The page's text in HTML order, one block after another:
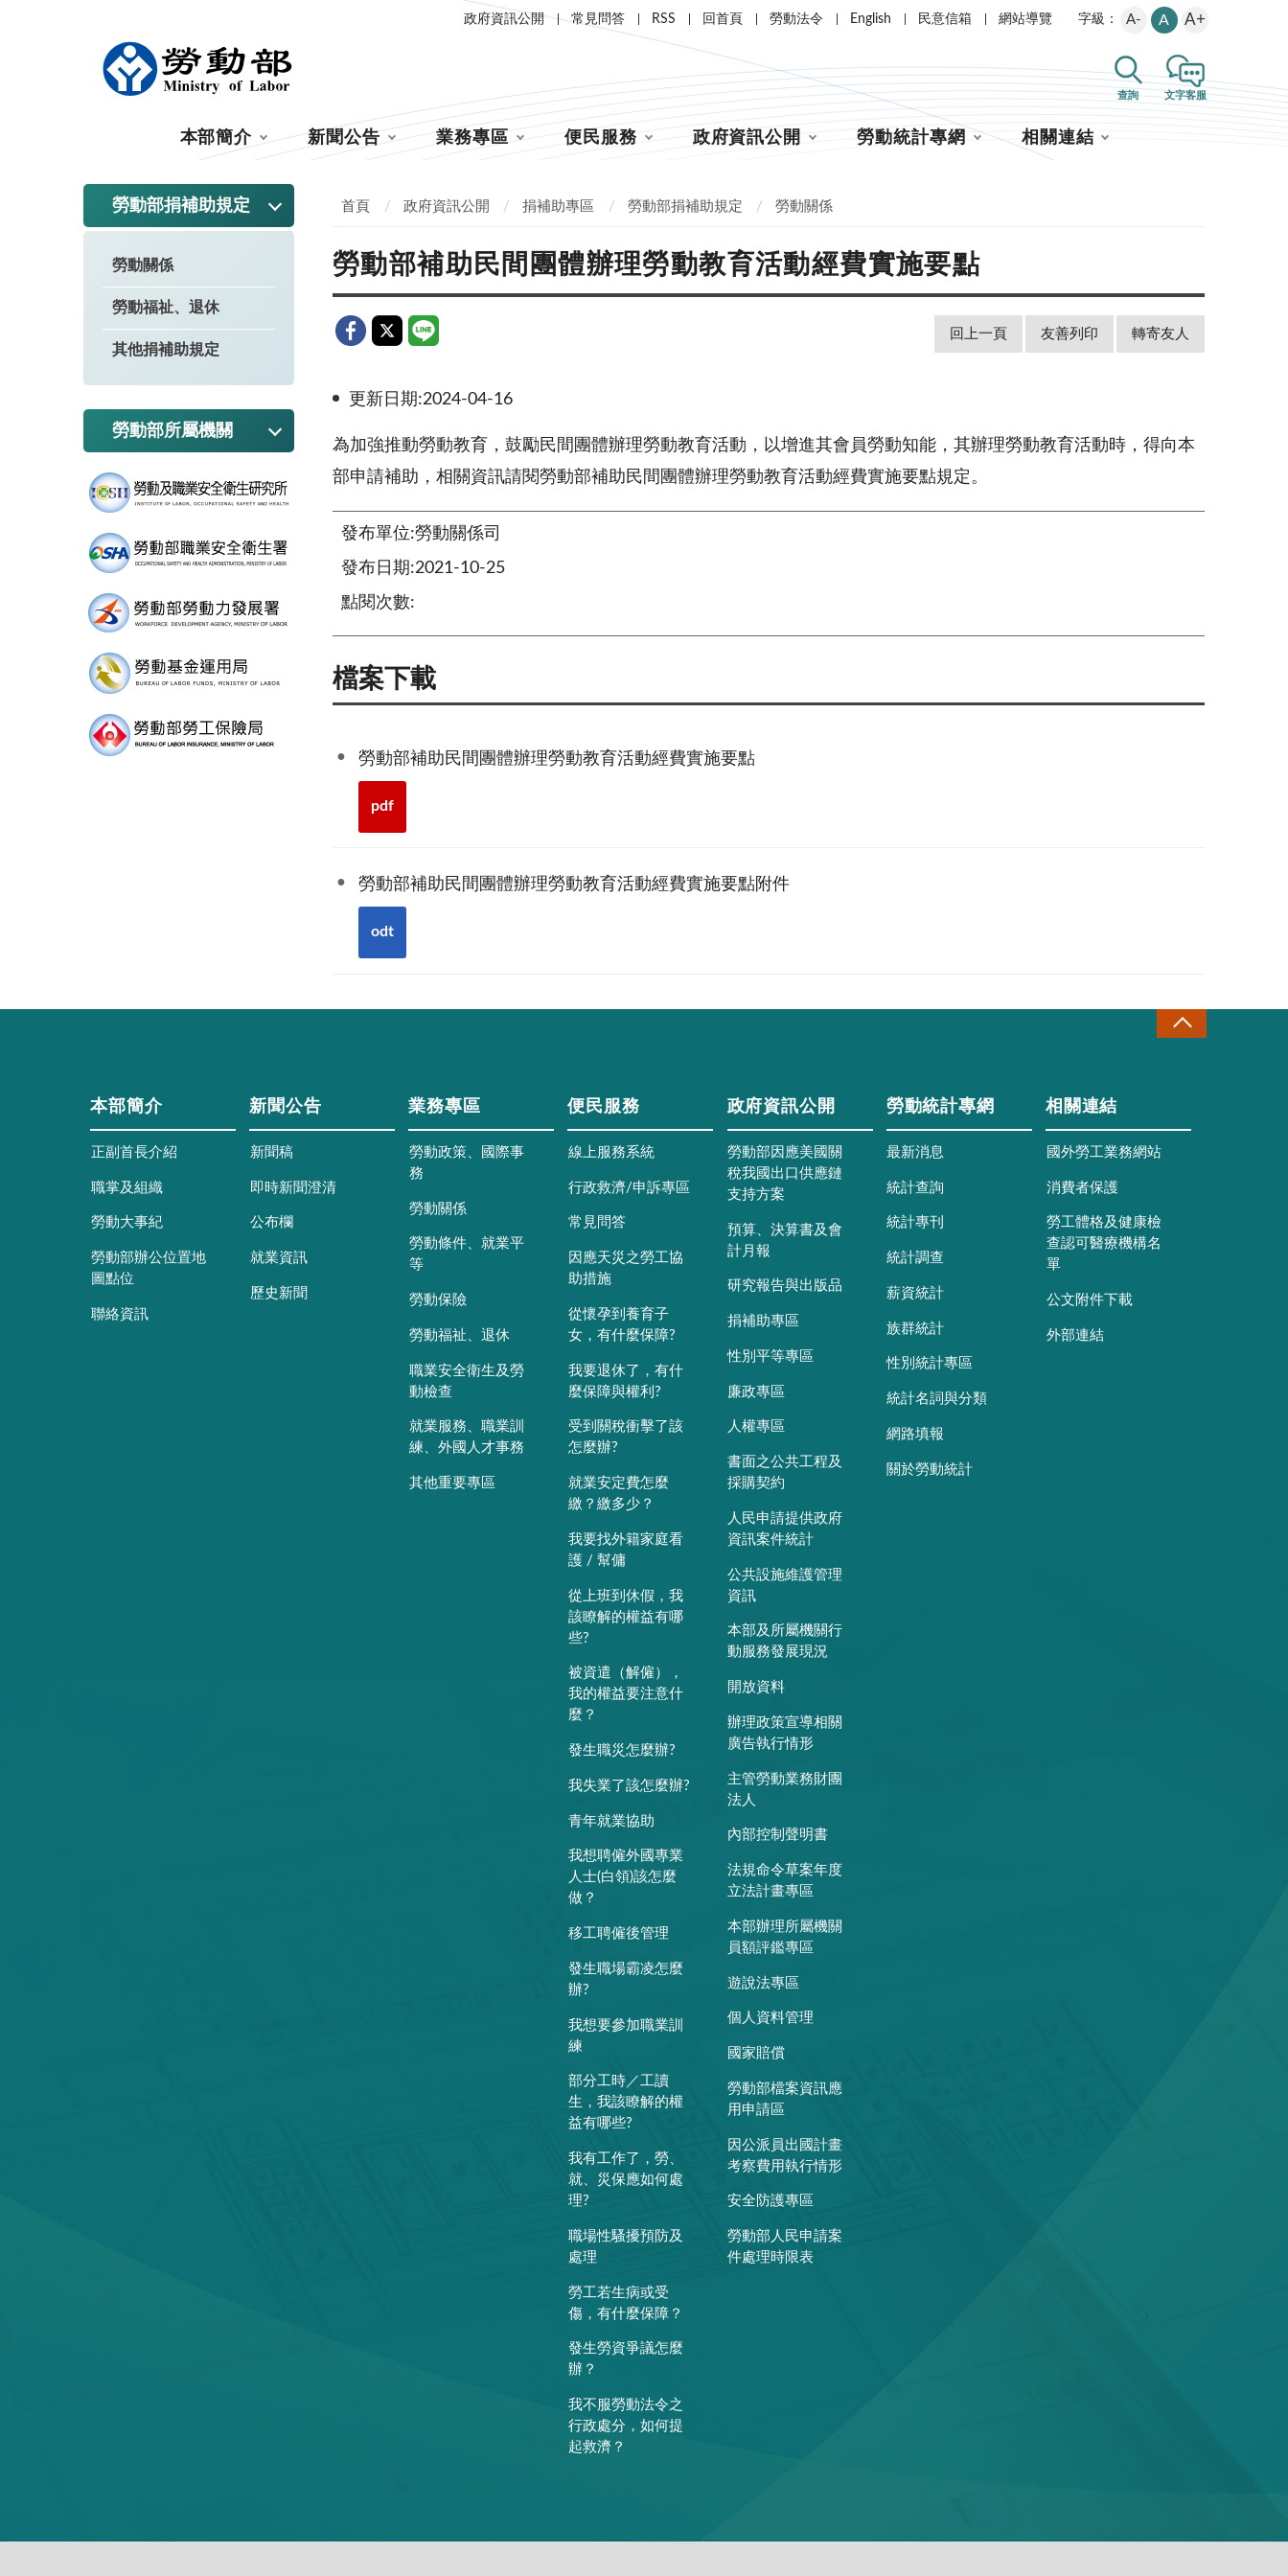
政府資訊公開 常見問答 RSS 回首頁 勞動法令 English 民意信箱 網站導覽 字級： A- A A+
查詢 文字客服
本部簡介 新聞公告 業務專區 便民服務 政府資訊公開 勞動統計專網 相關連結
勞動部捐補助規定
勞動關係
勞動福祉、退休
其他捐補助規定
勞動部所屬機關
首頁 政府資訊公開 捐補助專區 勞動部捐補助規定 勞動關係
勞動部補助民間團體辦理勞動教育活動經費實施要點
回上一頁 友善列印 轉寄友人
更新日期:2024-04-16
為加強推動勞動教育，鼓勵民間團體辦理勞動教育活動，以增進其會員勞動知能，其辦理勞動教育活動時，得向本
部申請補助，相關資訊請閱勞動部補助民間團體辦理勞動教育活動經費實施要點規定。
發布單位:勞動關係司
發布日期:2021-10-25
點閱次數:
檔案下載
勞動部補助民間團體辦理勞動教育活動經費實施要點
pdf
勞動部補助民間團體辦理勞動教育活動經費實施要點附件
odt
本部簡介
正副首長介紹
職掌及組織
勞動大事紀
勞動部辦公位置地
圖點位
聯絡資訊
新聞公告
新聞稿
即時新聞澄清
公布欄
就業資訊
歷史新聞
業務專區
勞動政策、國際事
務
勞動關係
勞動條件、就業平
等
勞動保險
勞動福祉、退休
職業安全衛生及勞
動檢查
就業服務、職業訓
練、外國人才事務
其他重要專區
便民服務
線上服務系統
行政救濟/申訴專區
常見問答
因應天災之勞工協
助措施
從懷孕到養育子
女，有什麼保障?
我要退休了，有什
麼保障與權利?
受到關稅衝擊了該
怎麼辦?
就業安定費怎麼
繳？繳多少？
我要找外籍家庭看
護 / 幫傭
從上班到休假，我
該瞭解的權益有哪
些?
被資遣（解僱），
我的權益要注意什
麼？
發生職災怎麼辦?
我失業了該怎麼辦?
青年就業協助
我想聘僱外國專業
人士(白領)該怎麼
做？
移工聘僱後管理
發生職場霸凌怎麼
辦?
我想要參加職業訓
練
部分工時／工讀
生，我該瞭解的權
益有哪些?
我有工作了，勞、
就、災保應如何處
理?
職場性騷擾預防及
處理
勞工若生病或受
傷，有什麼保障？
發生勞資爭議怎麼
辦？
我不服勞動法令之
行政處分，如何提
起救濟？
政府資訊公開
勞動部因應美國關
稅我國出口供應鏈
支持方案
預算、決算書及會
計月報
研究報告與出版品
捐補助專區
性別平等專區
廉政專區
人權專區
書面之公共工程及
採購契約
人民申請提供政府
資訊案件統計
公共設施維護管理
資訊
本部及所屬機關行
動服務發展現況
開放資料
辦理政策宣導相關
廣告執行情形
主管勞動業務財團
法人
內部控制聲明書
法規命令草案年度
立法計畫專區
本部辦理所屬機關
員額評鑑專區
遊說法專區
個人資料管理
國家賠償
勞動部檔案資訊應
用申請區
因公派員出國計畫
考察費用執行情形
安全防護專區
勞動部人民申請案
件處理時限表
勞動統計專網
最新消息
統計查詢
統計專刊
統計調查
薪資統計
族群統計
性別統計專區
統計名詞與分類
網路填報
關於勞動統計
相關連結
國外勞工業務網站
消費者保護
勞工體格及健康檢
查認可醫療機構名
單
公文附件下載
外部連結